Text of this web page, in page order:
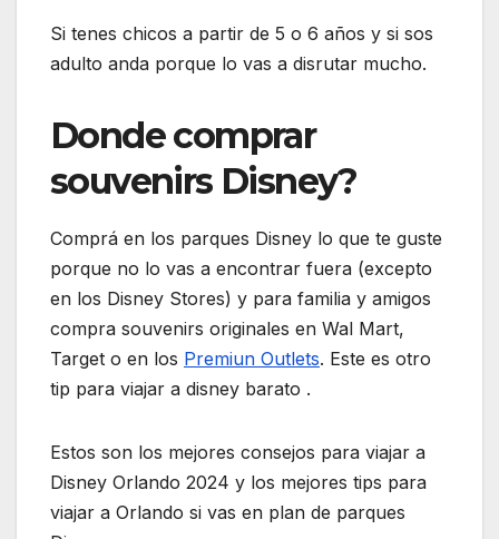
Si tenes chicos a partir de 5 o 6 años y si sos
adulto anda porque lo vas a disrutar mucho.
Donde comprar
souvenirs Disney?
Comprá en los parques Disney lo que te guste
porque no lo vas a encontrar fuera (excepto
en los Disney Stores) y para familia y amigos
compra souvenirs originales en Wal Mart,
Target o en los Premiun Outlets. Este es otro
tip para viajar a disney barato .
Estos son los mejores consejos para viajar a
Disney Orlando 2024 y los mejores tips para
viajar a Orlando si vas en plan de parques